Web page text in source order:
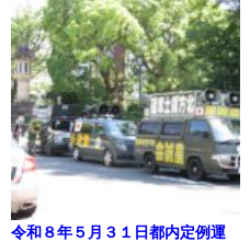
令和８年５月３１日都内定例運